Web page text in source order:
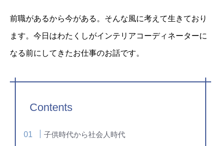
前職があるから今がある。そんな風に考えて生きており
ます。今日はわたくしがインテリアコーディネーターに
なる前にしてきたお仕事のお話です。
Contents
子供時代から社会人時代